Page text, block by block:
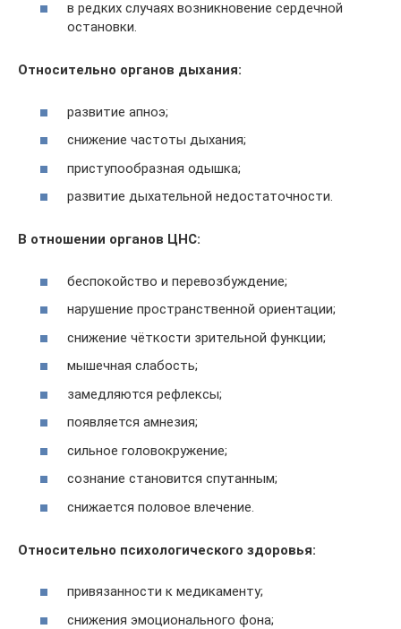
в редких случаях возникновение сердечной
остановки.
Относительно органов дыхания:
развитие апноэ;
снижение частоты дыхания;
приступообразная одышка;
развитие дыхательной недостаточности.
В отношении органов ЦНС:
беспокойство и перевозбуждение;
нарушение пространственной ориентации;
снижение чёткости зрительной функции;
мышечная слабость;
замедляются рефлексы;
появляется амнезия;
сильное головокружение;
сознание становится спутанным;
снижается половое влечение.
Относительно психологического здоровья:
привязанности к медикаменту;
снижения эмоционального фона;